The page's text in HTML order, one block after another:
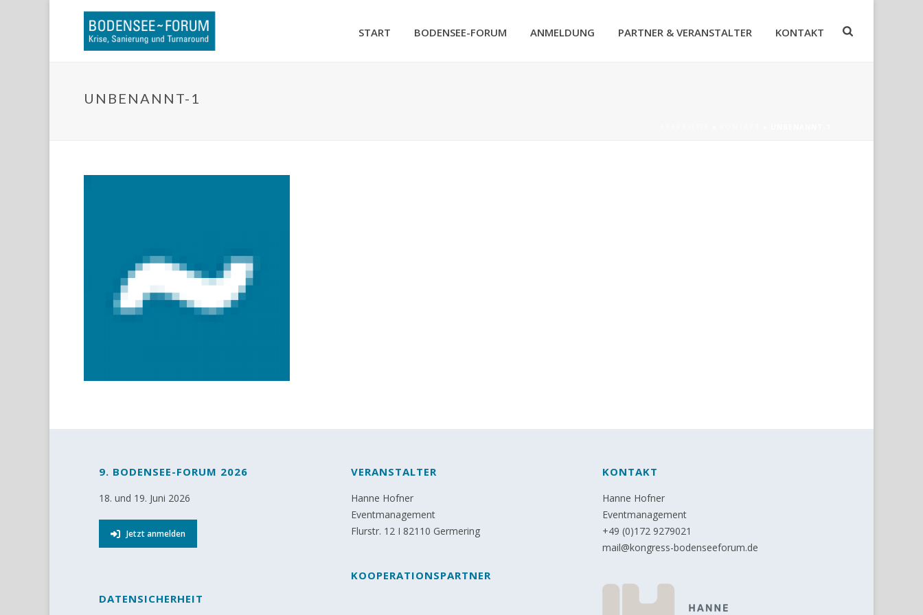
START BODENSEE-FORUM ANMELDUNG PARTNER & VERANSTALTER KONTAKT
UNBENANNT-1
9. BODENSEE-FORUM 2026
18. und 19. Juni 2026
Jetzt anmelden
DATENSICHERHEIT
VERANSTALTER
Hanne Hofner
Eventmanagement
Flurstr. 12 I 82110 Germering
KOOPERATIONSPARTNER
KONTAKT
Hanne Hofner
Eventmanagement
+49 (0)172 9279021
mail@kongress-bodenseeforum.de